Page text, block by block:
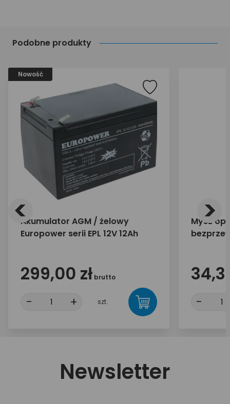
Podobne produkty
Nowość
Akumulator AGM / żelowy
Europower serii EPL 12V 12Ah
299,00 zł brutto
- + szt.
Mysz
-
< >
Newsletter